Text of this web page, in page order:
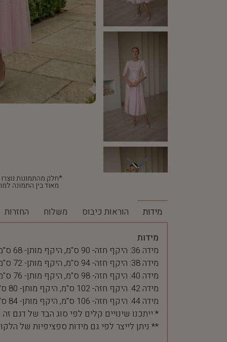
מאוד בין התמונה
מידות הוראות כיבוס משלוח החזרות
מידות
מידה 36: היקף חזה- 90 ס"מ, היקף מותן- 68 ס"מ
מידה 38: היקף חזה- 94 ס"מ, היקף מותן- 72 ס"מ
מידה 40: היקף חזה- 98 ס"מ, היקף מותן- 76 ס"מ
מידה 42: היקף חזה- 102 ס"מ, היקף מותן- 80 ס"מ
מידה 44: היקף חזה- 106 ס"מ, היקף מותן- 84 ס"מ
* ייתכנו שינויים קלים לפי סוג הבד של דגם
** ניתן לייצר לפי גם מידות ספציפיות של